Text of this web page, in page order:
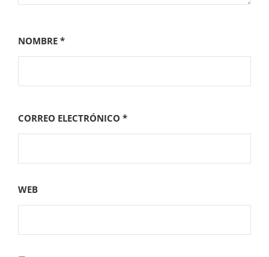
NOMBRE *
CORREO ELECTRÓNICO *
WEB